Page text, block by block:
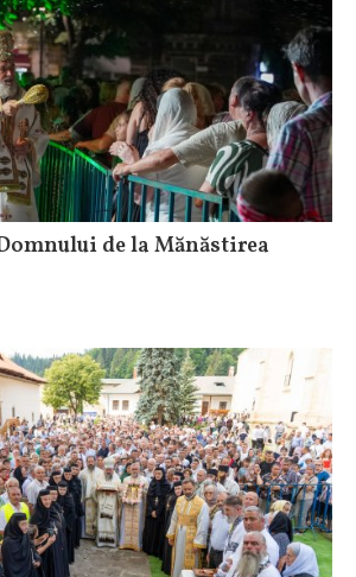
de la Mănăstirea